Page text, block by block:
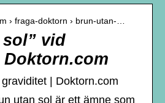
› fraga-doktorn › brun-utan-…
vid
graviditet | Doktorn.com
utan sol är ett ämne som